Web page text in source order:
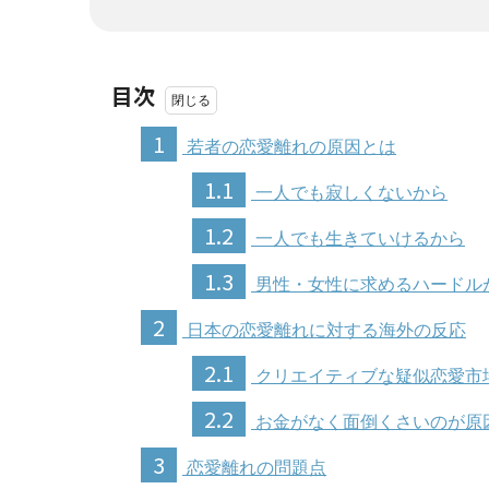
目次
1
若者の恋愛離れの原因とは
1.1 一人でも寂しくないから
1.2 一人でも生きていけるから
1.3 男性・女性に求めるハードル
2 日本の恋愛離れに対する海外の反応
2.1 クリエイティブな疑似恋愛市
2.2 お金がなく面倒くさいのが原
3 恋愛離れの問題点